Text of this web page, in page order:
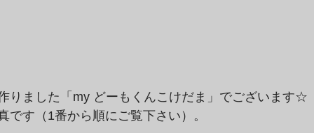
りました「my どーもくんこけだま」でございます☆
です（1番から順にご覧下さい）。